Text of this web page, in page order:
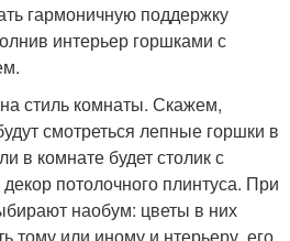
гармоничную поддержку
интерьер горшками с
стиль комнаты. Скажем,
смотреться лепные горшки в
в комнате будет столик с
потолочного плинтуса. При
наобум: цветы в них